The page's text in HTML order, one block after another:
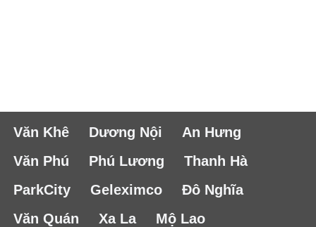
Văn Khê Dương Nội
An Hưng
Văn Phú
Phú Lương
Thanh Hà
ParkCity
Geleximco
Đô Nghĩa
Văn Quán
Xa La Mộ Lao